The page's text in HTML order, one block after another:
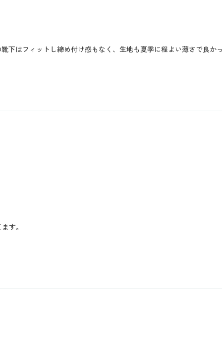
はフィットし締め付け感もなく、生地も夏季に程よい薄さで良かっ
す。